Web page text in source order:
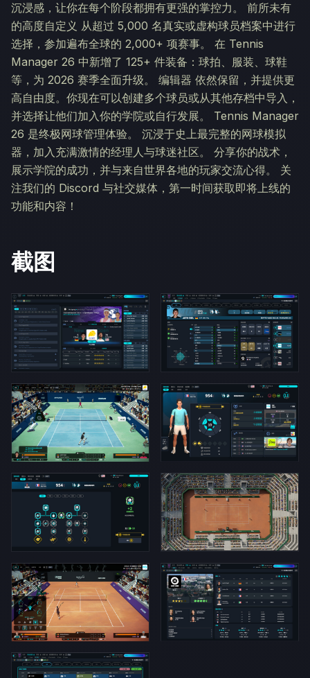
沉浸感，让你在每个阶段都拥有更强的掌控力。 前所未有
的高度自定义 从超过 5,000 名真实或虚构球员档案中进行
选择，参加遍布全球的 2,000+ 项赛事。 在 Tennis
Manager 26 中新增了 125+ 件装备：球拍、服装、球鞋
等，为 2026 赛季全面升级。 编辑器 依然保留，并提供更
高自由度。你现在可以创建多个球员或从其他存档中导入，
并选择让他们加入你的学院或自行发展。 Tennis Manager
26 是终极网球管理体验。 沉浸于史上最完整的网球模拟
器，加入充满激情的经理人与球迷社区。 分享你的战术，
展示学院的成功，并与来自世界各地的玩家交流心得。 关
注我们的 Discord 与社交媒体，第一时间获取即将上线的
功能和内容！
截图